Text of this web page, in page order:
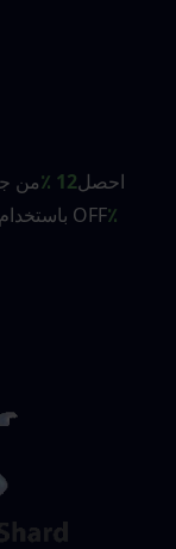
احصل12 ٪ من
٪OFF باستخدام رمز المدونة ：